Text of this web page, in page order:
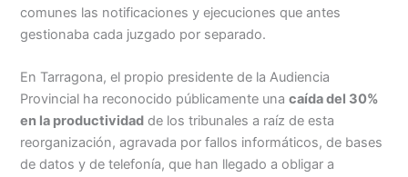
comunes las notificaciones y ejecuciones que antes
gestionaba cada juzgado por separado.
En Tarragona, el propio presidente de la Audiencia
Provincial ha reconocido públicamente unacaída del 30%
en la productividad de los tribunales a raíz de esta
reorganización, agravada por fallos informáticos, de bases
de datos y de telefonía, que han llegado a obligar a